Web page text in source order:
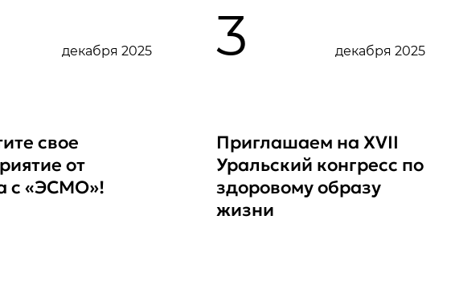
декабря 2025 3 декабря 2025
свое
от
с «ЭСМО»!
Приглашаем на XVII
Уральский конгресс по
здоровому образу
жизни